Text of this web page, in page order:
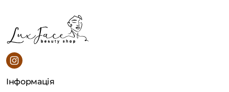
Інформація